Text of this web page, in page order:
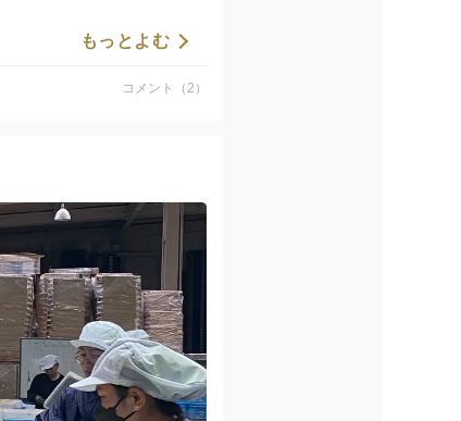
い求めいただけます。
てジュースで味わってみま
の風を感じてみてくださ
もっとよむ
コメント（2）